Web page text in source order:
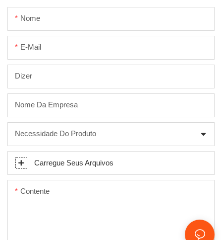
Nome
E-Mail
Dizer
Nome Da Empresa
Necessidade Do Produto
Carregue Seus Arquivos
Contente